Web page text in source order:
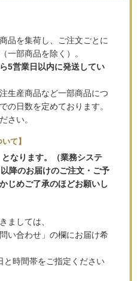
品を集荷し、ご注文ごとに
一部商品を除く）。
5営業日以内に発送してい
生産商品など一部商品につ
の日数を定めております。
さい。
て】
なります。（業務システ
降のお届けのご注文・ご予
じめご了承のほどお願いし
ましては、
い合わせ」の欄にお届け希
と時間帯をご指定ください